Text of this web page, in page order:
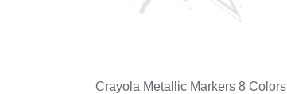
Crayola Metallic Markers 8 Colors